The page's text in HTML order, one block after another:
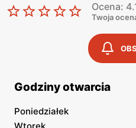
Ocena:
Twoja
Godziny otwarcia
Poniedziałek